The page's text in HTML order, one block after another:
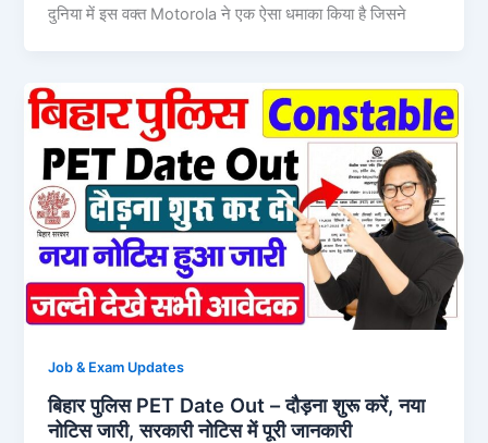
दुनिया में इस वक्त Motorola ने एक ऐसा धमाका किया है जिसने
Job & Exam Updates
बिहार पुलिस PET Date Out – दौड़ना शुरू करें, नया
नोटिस जारी, सरकारी नोटिस में पूरी जानकारी